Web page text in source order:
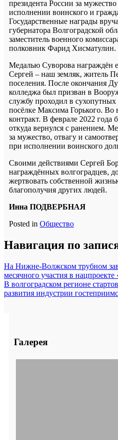
президента России за
исполнении воинского и
Государственные награды
губернатора Волгоградской
заместитель военного
полковник Фарид Хисматулин.
Медалью Суворова награждён
Сергей – наш земляк, житель
поселения. После окончания
колледжа был призван в
службу проходил в сухопутных
посёлке Максима Горького.
контракт. В феврале 2022
откуда вернулся с ранением.
за мужество, отвагу и
при исполнении воинского
Своими действиями Сергей
награждённых волгоградцев,
жертвовать собственной
благополучия других людей.
Инна ПОДВЕРБНАЯ
Posted in Общество
Навигация по
На Нижне-Волжском трубном
месячного участия в
В волгоградском регионе
развития индустрии
Галерея